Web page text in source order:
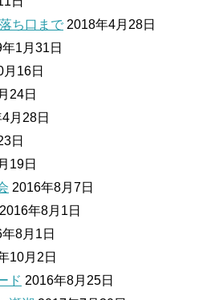
ち口まで 2018年4月28日
1月31日
16日
24日
月28日
日
19日
2016年8月7日
2016年8月1日
8月1日
10月2日
ド 2016年8月25日